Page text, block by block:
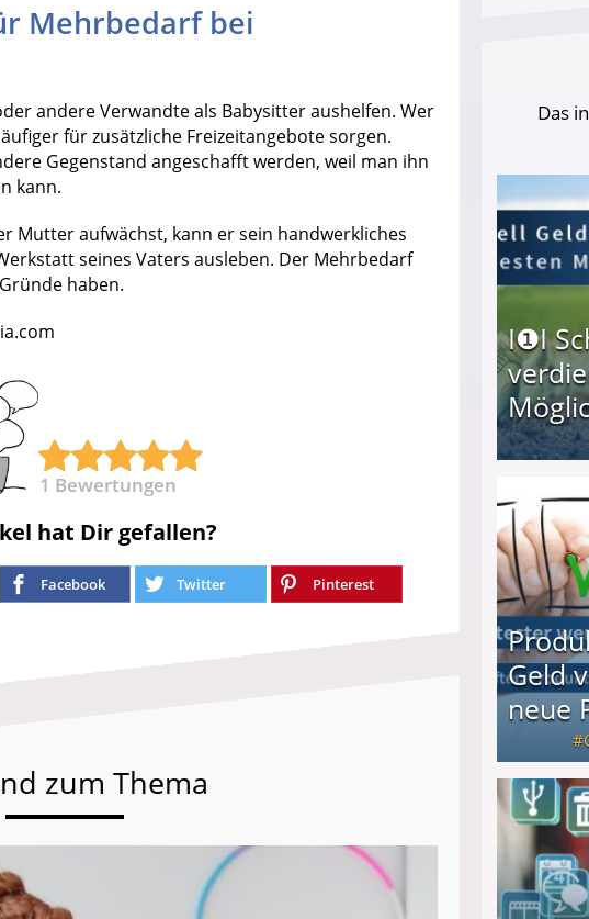
Mehrbedarf bei
andere Verwandte als Babysitter aushelfen. Wer
für zusätzliche Freizeitangebote sorgen.
Gegenstand angeschafft werden, weil man ihn
kann.
Mutter aufwächst, kann er sein handwerkliches
seines Vaters ausleben. Der Mehrbedarf
haben.
1 Bewertungen
hat Dir gefallen?
Facebook Twitter Pinterest
zum Thema
Das
I❶I
I❶I Schnell Geld verdienen: 20 seriöse Möglichkeiten
Geld
neue
Produkttester werden und Geld verdienen ↻ Täglich